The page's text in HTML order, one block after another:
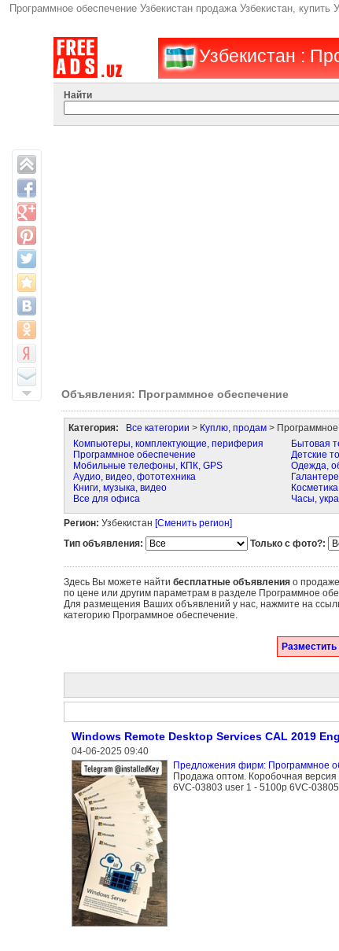
Программное обеспечение Узбекистан продажа Узбекистан,
Узбекистан :
Найти
Объявления: Программное обеспечение
Категория: Все категории > Куплю, продам> Программное
Компьютеры, комплектующие, периферия
Программное обеспечение
Мобильные телефоны, КПК, GPS
Аудио, видео, фототехника
Книги, музыка, видео
Все для офиса
Бытовая
Детские
Одежда,
Часы,
Регион: Узбекистан [Сменить регион]
Тип объявления:
Только с фото?:
Здесь Вы можете найти бесплатные объявленияо продаже
по цене или другим параметрам в разделе Программное
Для размещения Ваших объявлений у нас, нажмите на
категорию Программное обеспечение.
Windоws Rеmоtе Dеsktоp Sеrviсеs САL 2019
04-06-2025 09:40
Предложения фирм: Программное
Продажа оптом. Коробочная
6VC-03803 user 1 - 5100р 6VC-